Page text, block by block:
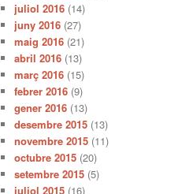
juliol 2016 (14)
juny 2016 (27)
maig 2016 (21)
abril 2016 (13)
març 2016 (15)
febrer 2016 (9)
gener 2016 (13)
desembre 2015 (13)
novembre 2015 (11)
octubre 2015 (20)
setembre 2015 (5)
juliol 2015 (16)